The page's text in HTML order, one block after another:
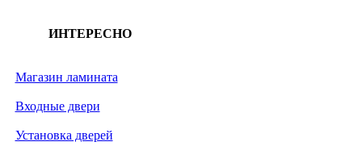
ИНТЕРЕСНО
Магазин ламината
Входные двери
Установка дверей